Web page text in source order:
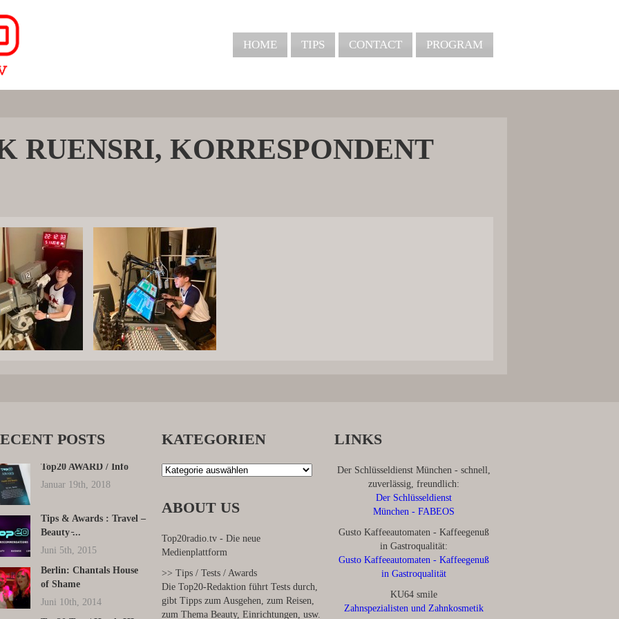
HOME TIPS CONTACT PROGRAM
RUENSRI, KORRESPONDENT
POSTS
Top20 AWARD / Info
Januar 19th, 2018
Tips & Awards : Travel –
Beauty ̵...
Juni 5th, 2015
Berlin: Chantals House
of Shame
Juni 10th, 2014
KATEGORIEN
Kategorien
ABOUT US
Top20radio.tv - Die neue
Medienplattform
>> Tips / Tests / Awards
Die Top20-Redaktion führt Tests durch,
gibt Tipps zum Ausgehen, zum Reisen,
zum Thema Beauty, Einrichtungen, usw.
LINKS
Der Schlüsseldienst München - schnell,
zuverlässig, freundlich:
Der Schlüsseldienst
München - FABEOS
Gusto Kaffeeautomaten - Kaffeegenuß
in Gastroqualität:
Gusto Kaffeeautomaten - Kaffeegenuß
in Gastroqualität
KU64 smile
Zahnspezialisten und Zahnkosmetik